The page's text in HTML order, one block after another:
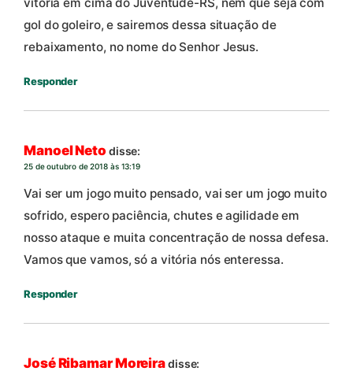
gol do goleiro, e sairemos dessa situação de
rebaixamento, no nome do Senhor Jesus.
Responder
Manoel Neto disse:
25 de outubro de 2018 às 13:19
Vai ser um jogo muito pensado, vai ser um jogo muito
sofrido, espero paciência, chutes e agilidade em
nosso ataque e muita concentração de nossa defesa.
Vamos que vamos, só a vitória nós enteressa.
Responder
José Ribamar Moreiradisse: